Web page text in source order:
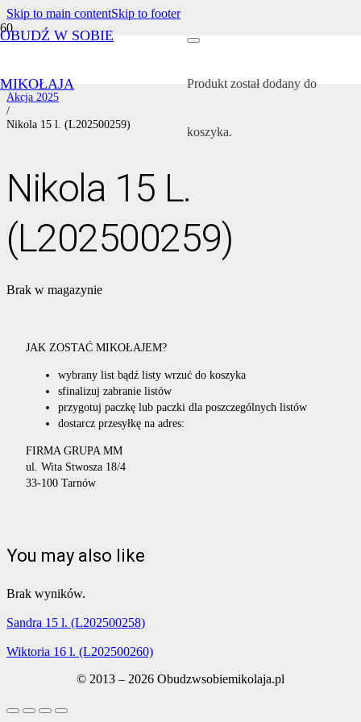
Skip to main contentSkip to footer
OBUDŹ W SOBIE
MIKOŁAJA Produkt został dodany do
koszyka.
Strona główna
/
Akcja 2025
/
Nikola 15 l. (L202500259)
Nikola 15 L.
(L202500259)
Brak w magazynie
JAK ZOSTAĆ MIKOŁAJEM?
wybrany list bądź listy wrzuć do koszyka
sfinalizuj zabranie listów
przygotuj paczkę lub paczki dla poszczególnych listów
dostarcz przesyłkę na adres:
FIRMA GRUPA MM
ul. Wita Stwosza 18/4
33-100 Tarnów
You may also like
Brak wyników.
Sandra 15 l. (L202500258)
Wiktoria 16 l. (L202500260)
© 2013 – 2026 Obudzwsobiemikolaja.pl